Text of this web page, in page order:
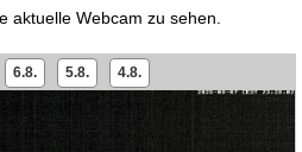
aktuelle Webcam zu sehen.
6.8. 5.8. 4.8.